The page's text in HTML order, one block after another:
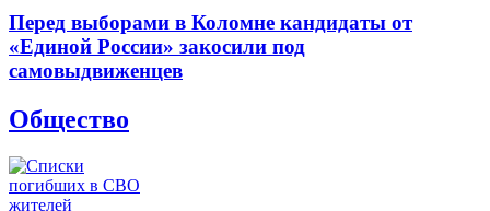
Перед выборами в Коломне кандидаты от
«Единой России» закосили под
самовыдвиженцев
Общество